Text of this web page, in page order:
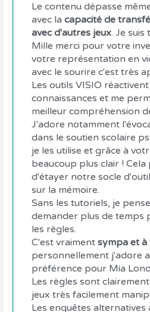
Le contenu dépasse
avec la capacité de
avec d'autres jeux. Je suis
Mille merci pour votre
votre représentation en
avec le sourire c'est très
Les outils VISIO
connaissances et me
meilleur compréhension
J'adore notamment
dans le soutien scolaire
je les utilise et grâce à
beaucoup plus clair !
d'étayer notre socle
sur la mémoire.
Sans les tutoriels, je
demander plus de
les règles.
C'est vraiment sympa et à
personnellement j'adore
préférence pour Mia
Les règles sont
jeux très facilement
Les enquêtes